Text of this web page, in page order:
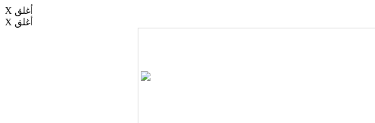
X أغلق
X أغلق